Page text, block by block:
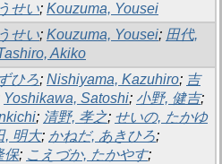
せい; Kouzuma, Yousei
せい; Kouzuma, Yousei; 田代,
Akiko
ひろ; Nishiyama, Kazuhiro; 吉
Yoshikawa, Satoshi; 小野, 健吉;
; 清野, 孝之; せいの, たかゆ
, 明大; かねだ, あきひろ;
保; こえづか, たかやす;